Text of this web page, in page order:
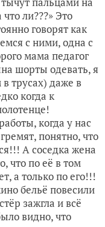
ли???» Это
говорят как
с ними, одна с
мама педагог
шорты одевать, я
трусах) даже в
когда к
когда у нас
понятно, что
А соседка жена
что по её в том
а только по его!!!
бельё повесили
зажгла и всё
видно, что